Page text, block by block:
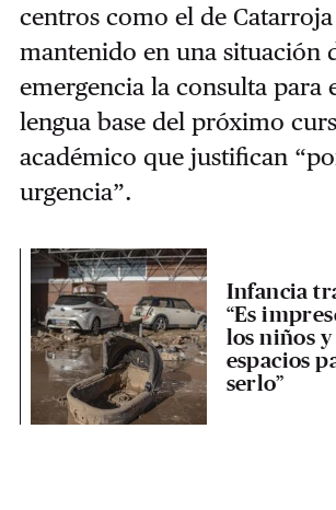
centros como el de
mantenido en una situación
emergencia la consulta para
lengua base del próximo
académico que justifican
urgencia”.
Infancia
“Es
los niños
espacios
serlo”